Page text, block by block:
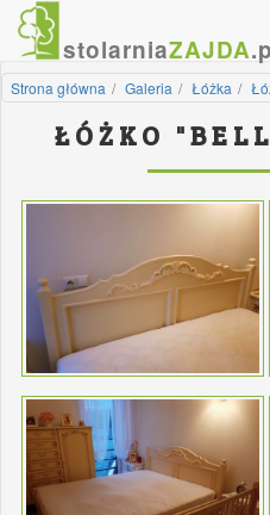
stolarniaZAJDA
Strona główna Galeria Łóżka
ŁÓŻKO